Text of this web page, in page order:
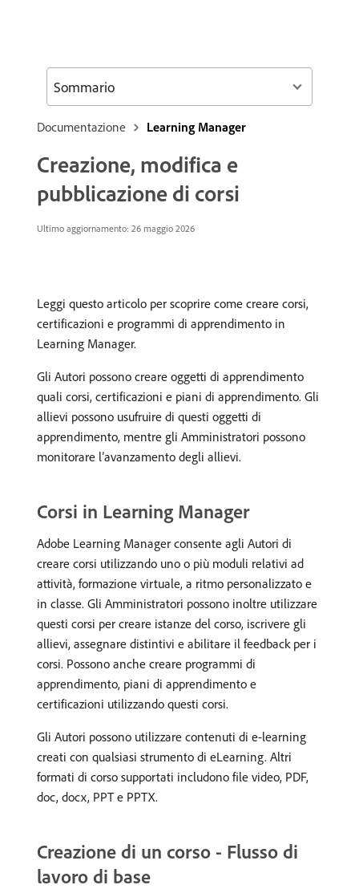
Documentazione Learning Manager
Creazione, modifica e
pubblicazione di corsi
Ultimo aggiornamento: 26 maggio 2026
Leggi questo articolo per scoprire come creare corsi,
certificazioni e programmi di apprendimento in
Learning Manager.
Gli Autori possono creare oggetti di apprendimento
quali corsi, certificazioni e piani di apprendimento. Gli
allievi possono usufruire di questi oggetti di
apprendimento, mentre gli Amministratori possono
monitorare l’avanzamento degli allievi.
Corsi in Learning Manager
Adobe Learning Manager consente agli Autori di
creare corsi utilizzando uno o più moduli relativi ad
attività, formazione virtuale, a ritmo personalizzato e
in classe. Gli Amministratori possono inoltre utilizzare
questi corsi per creare istanze del corso, iscrivere gli
allievi, assegnare distintivi e abilitare il feedback per i
corsi. Possono anche creare programmi di
apprendimento, piani di apprendimento e
certificazioni utilizzando questi corsi.
Gli Autori possono utilizzare contenuti di e-learning
creati con qualsiasi strumento di eLearning. Altri
formati di corso supportati includono file video, PDF,
doc, docx, PPT e PPTX.
Creazione di un corso - Flusso di
lavoro di base
Sommario